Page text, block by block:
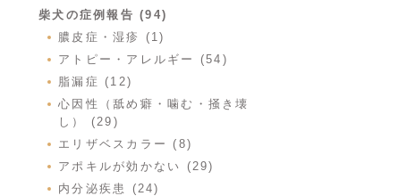
柴犬の症例報告 (94)
膿皮症・湿疹 (1)
アトピー・アレルギー (54)
脂漏症 (12)
心因性（舐め癖・噛む・掻き壊
し） (29)
エリザベスカラー (8)
アポキルが効かない (29)
内分泌疾患 (24)